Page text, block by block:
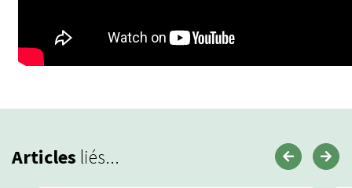
Articles liés...